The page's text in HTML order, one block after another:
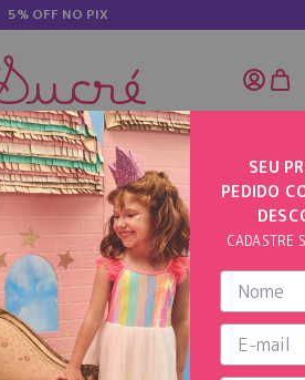
5% OFF NO PIX
SEU
PEDIDO
CADASTRE